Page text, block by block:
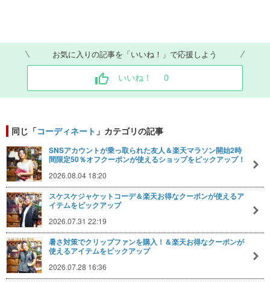
お気に入りの記事を「いいね！」で応援しよう
いいね！ 0
同じ「コーディネート 」カテゴリの記事
SNSアカウントが乗っ取られた友人＆楽天マラソン開始2時
間限定50％オフクーポンが使えるショップをピックアップ！
2026.08.04 18:20
スケスケジャケットコーデ＆楽天お得なクーポンが使えるア
イテムをピックアップ
2026.07.31 22:19
暑さ対策でクリップファンを購入！＆楽天お得なクーポンが
使えるアイテムをピックアップ
2026.07.28 16:36